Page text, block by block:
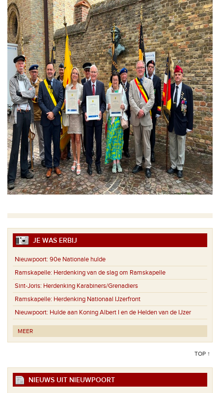
JE WAS ERBIJ
Nieuwpoort: 90e Nationale hulde
Ramskapelle: Herdenking van de slag om Ramskapelle
Sint-Joris: Herdenking Karabiners/Grenadiers
Ramskapelle: Herdenking Nationaal IJzerfront
Nieuwpoort: Hulde aan Koning Albert I en de Helden van de IJzer
MEER
TOP ↑
NIEUWS UIT NIEUWPOORT